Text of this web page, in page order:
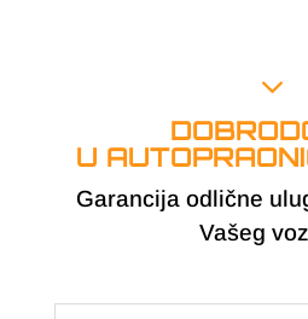
3
U
Garancija odlične
Vašeg